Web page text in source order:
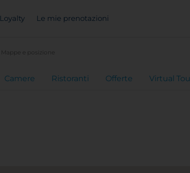
Loyalty Le mie prenotazioni
Mappe e posizione
Camere Ristoranti Offerte Virtual